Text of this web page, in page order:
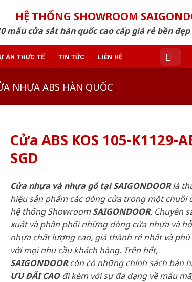
HỆ THỐNG SHOWROOM
mẫu cửa sắt hàn quốc cao cấp giá rẻ bền
ÁN THỰC TẾ TIN TỨC LIÊN HỆ
NHỰA ABS HÀN QUỐC
Cửa ABS KOS 105-K1129-
SGD
Cửa nhựa và nhựa gỗ tại SAIGONDOORlà
hiệu sản phẩm các dòng cửa trong một chuỗi
hệ thống ShowroomSAIGONDOOR. Chuyên
xuất và phân phối những dòng cửa nhựa và
nhựa chất lượng cao, giá thành rẻ nhất và
với mọi nhu cầu khách hàng. Trên hết,
SAIGONDOORcòn có những chính sách bán
ƯU ĐÃI CAOđi kèm với sự đa dạng về mẫu